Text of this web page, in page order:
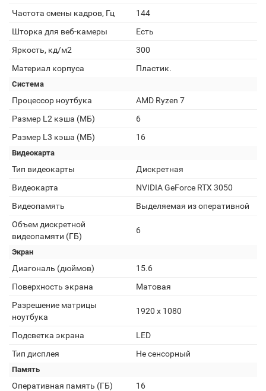
Частота смены кадров, Гц
144
Шторка для веб-камеры
Есть
Яркость, кд/м2
300
Материал корпуса
Пластик.
Система
Процессор ноутбука
AMD Ryzen 7
Размер L2 кэша (МБ)
6
Размер L3 кэша (МБ)
16
Видеокарта
Тип видеокарты
Дискретная
Видеокарта
NVIDIA GeForce RTX 3050
Видеопамять
Выделяемая из оперативной
Объем дискретной
видеопамяти (ГБ)
6
Экран
Диагональ (дюймов)
15.6
Поверхность экрана
Матовая
Разрешение матрицы
ноутбука
1920 x 1080
Подсветка экрана
LED
Тип дисплея
Не сенсорный
Память
Оперативная память (ГБ)
16